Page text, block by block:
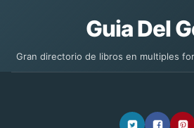
Guia Del
Gran directorio de libros en multiples